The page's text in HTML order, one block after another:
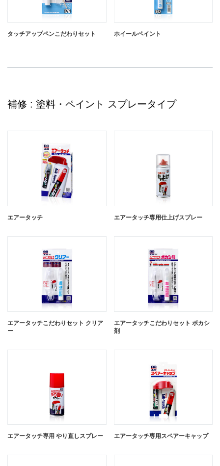
タッチアップペンこだわりセット ホイールペイント
補修 : 塗料・ペイント スプレータイプ
エアータッチ エアータッチ専用仕上げスプレー
エアータッチこだわりセット クリア
ー
エアータッチこだわりセット ボカシ
剤
エアータッチ専用 やり直しスプレー エアータッチ専用スペアーキャップ